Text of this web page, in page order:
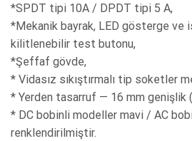
*SPDT tipi 10A / DPDT tipi 5 A,
*Mekanik bayrak, LED gösterge ve
kilitlenebilir test butonu,
*Şeffaf gövde,
* Vidasız sıkıştırmalı tip soketler
* Yerden tasarruf — 16 mm genişlik
* DC bobinli modeller mavi / AC
renklendirilmiştir.